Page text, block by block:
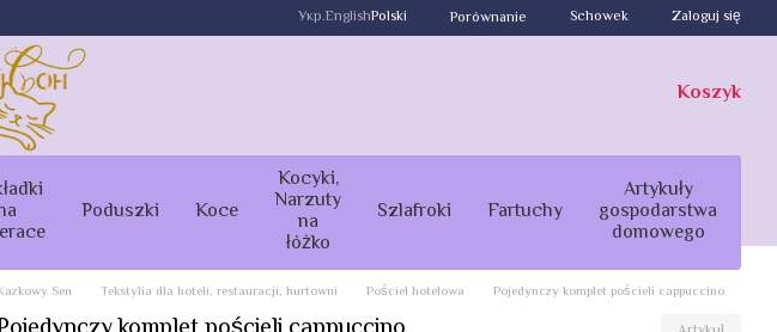
Укр.EnglishPolski Porównanie Schowek Zaloguj się
Koszyk
Poduszki Koce
Kocyki,
Narzuty
na
łóżko
Szlafroki Fartuchy
Artykuły
gospodarstwa
domowego
Sen Tekstylia dla hoteli, restauracji, hurtowni Pościel hotelowa Pojedynczy komplet pościeli cappuccino